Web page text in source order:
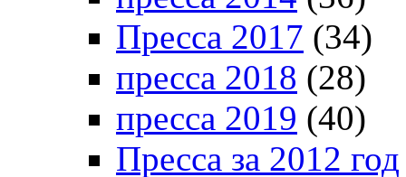
Пресса 2017 (34)
пресса 2018 (28)
пресса 2019 (40)
Пресса за 2012 год